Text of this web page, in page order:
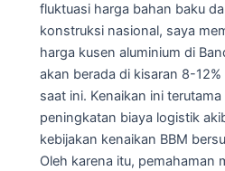
fluktuasi harga bahan baku
konstruksi nasional, saya
harga kusen aluminium di
akan berada di kisaran 8-
saat ini. Kenaikan ini
peningkatan biaya logistik
kebijakan kenaikan BBM
Oleh karena itu, pemahaman